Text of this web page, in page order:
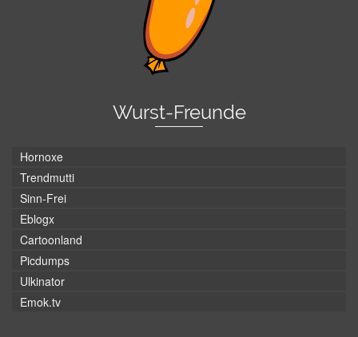
Wurst-Freunde
Hornoxe
Trendmutti
Sinn-Frei
Eblogx
Cartoonland
Picdumps
Ulkinator
Emok.tv